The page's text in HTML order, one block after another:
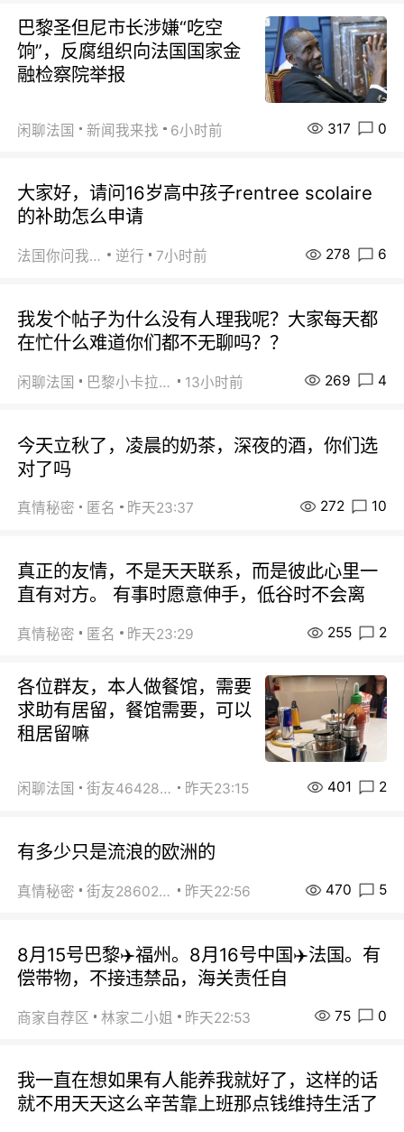
巴黎圣但尼市长涉嫌“吃空
饷”，反腐组织向法国国家金
融检察院举报
闲聊法国 新闻我来找 6小时前 317 0
大家好，请问16岁高中孩子rentree scolaire
的补助怎么申请
法国你问我答 逆行 7小时前 278 6
我发个帖子为什么没有人理我呢？大家每天都
在忙什么难道你们都不无聊吗？？
闲聊法国 巴黎小卡拉咪 13小时前 269 4
今天立秋了，凌晨的奶茶，深夜的酒，你们选
对了吗
真情秘密 匿名 昨天23:37 272 10
真正的友情，不是天天联系，而是彼此心里一
直有对方。 有事时愿意伸手，低谷时不会离
真情秘密 匿名 昨天23:29 255 2
各位群友，本人做餐馆，需要
求助有居留，餐馆需要，可以
租居留嘛
闲聊法国 街友46428878 昨天23:15 401 2
有多少只是流浪的欧洲的
真情秘密 街友28602925 昨天22:56 470 5
8月15号巴黎✈️福州。8月16号中国✈️法国。有
偿带物，不接违禁品，海关责任自
商家自荐区 林家二小姐 昨天22:53 75 0
我一直在想如果有人能养我就好了，这样的话
就不用天天这么辛苦靠上班那点钱维持生活了